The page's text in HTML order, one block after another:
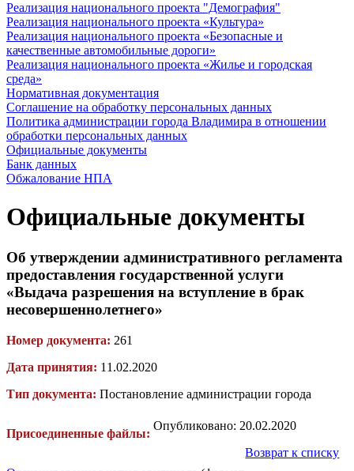
Реализация национального проекта "Демография"
Реализация национального проекта «Культура»
Реализация национального проекта «Безопасные и
качественные автомобильные дороги»
Реализация национального проекта «Жилье и городская
среда»
Нормативная документация
Соглашение на обработку персональных данных
Политика администрации города Владимира в отношении
обработки персональных данных
Официальные документы
Банк данных
Обжалование НПА
Официальные документы
Об утверждении административного регламента
предоставления государственной услуги
«Выдача разрешения на вступление в брак
несовершеннолетнего»
Номер документа: 261
Дата принятия: 11.02.2020
Тип документа: Постановление администрации города
Присоединенные файлы:
Опубликовано: 20.02.2020
Возврат к списку